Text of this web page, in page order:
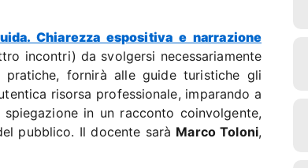
Chiarezza espositiva e narrazione
incontri) da svolgersi necessariamente
fornirà alle guide turistiche gli
risorsa professionale, imparando a
in un racconto coinvolgente,
pubblico. Il docente sarà Marco Toloni,